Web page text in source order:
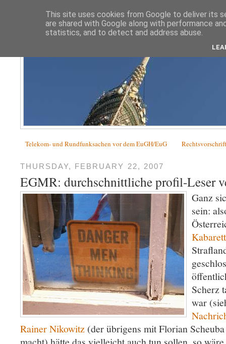
Telekom- und Rundfunksachen vor dem EuGH/EuG
THURSDAY, FEBRUARY 22, 2007
EGMR: durchschnittliche profil-Leser
Ganz
sein:
Scherz
war
Rainer Nikowitz (der übrigens mit Florian
This site uses cookies from Google to deliver its
are shared with Google along with performance
statistics, and to detect and address abuse.